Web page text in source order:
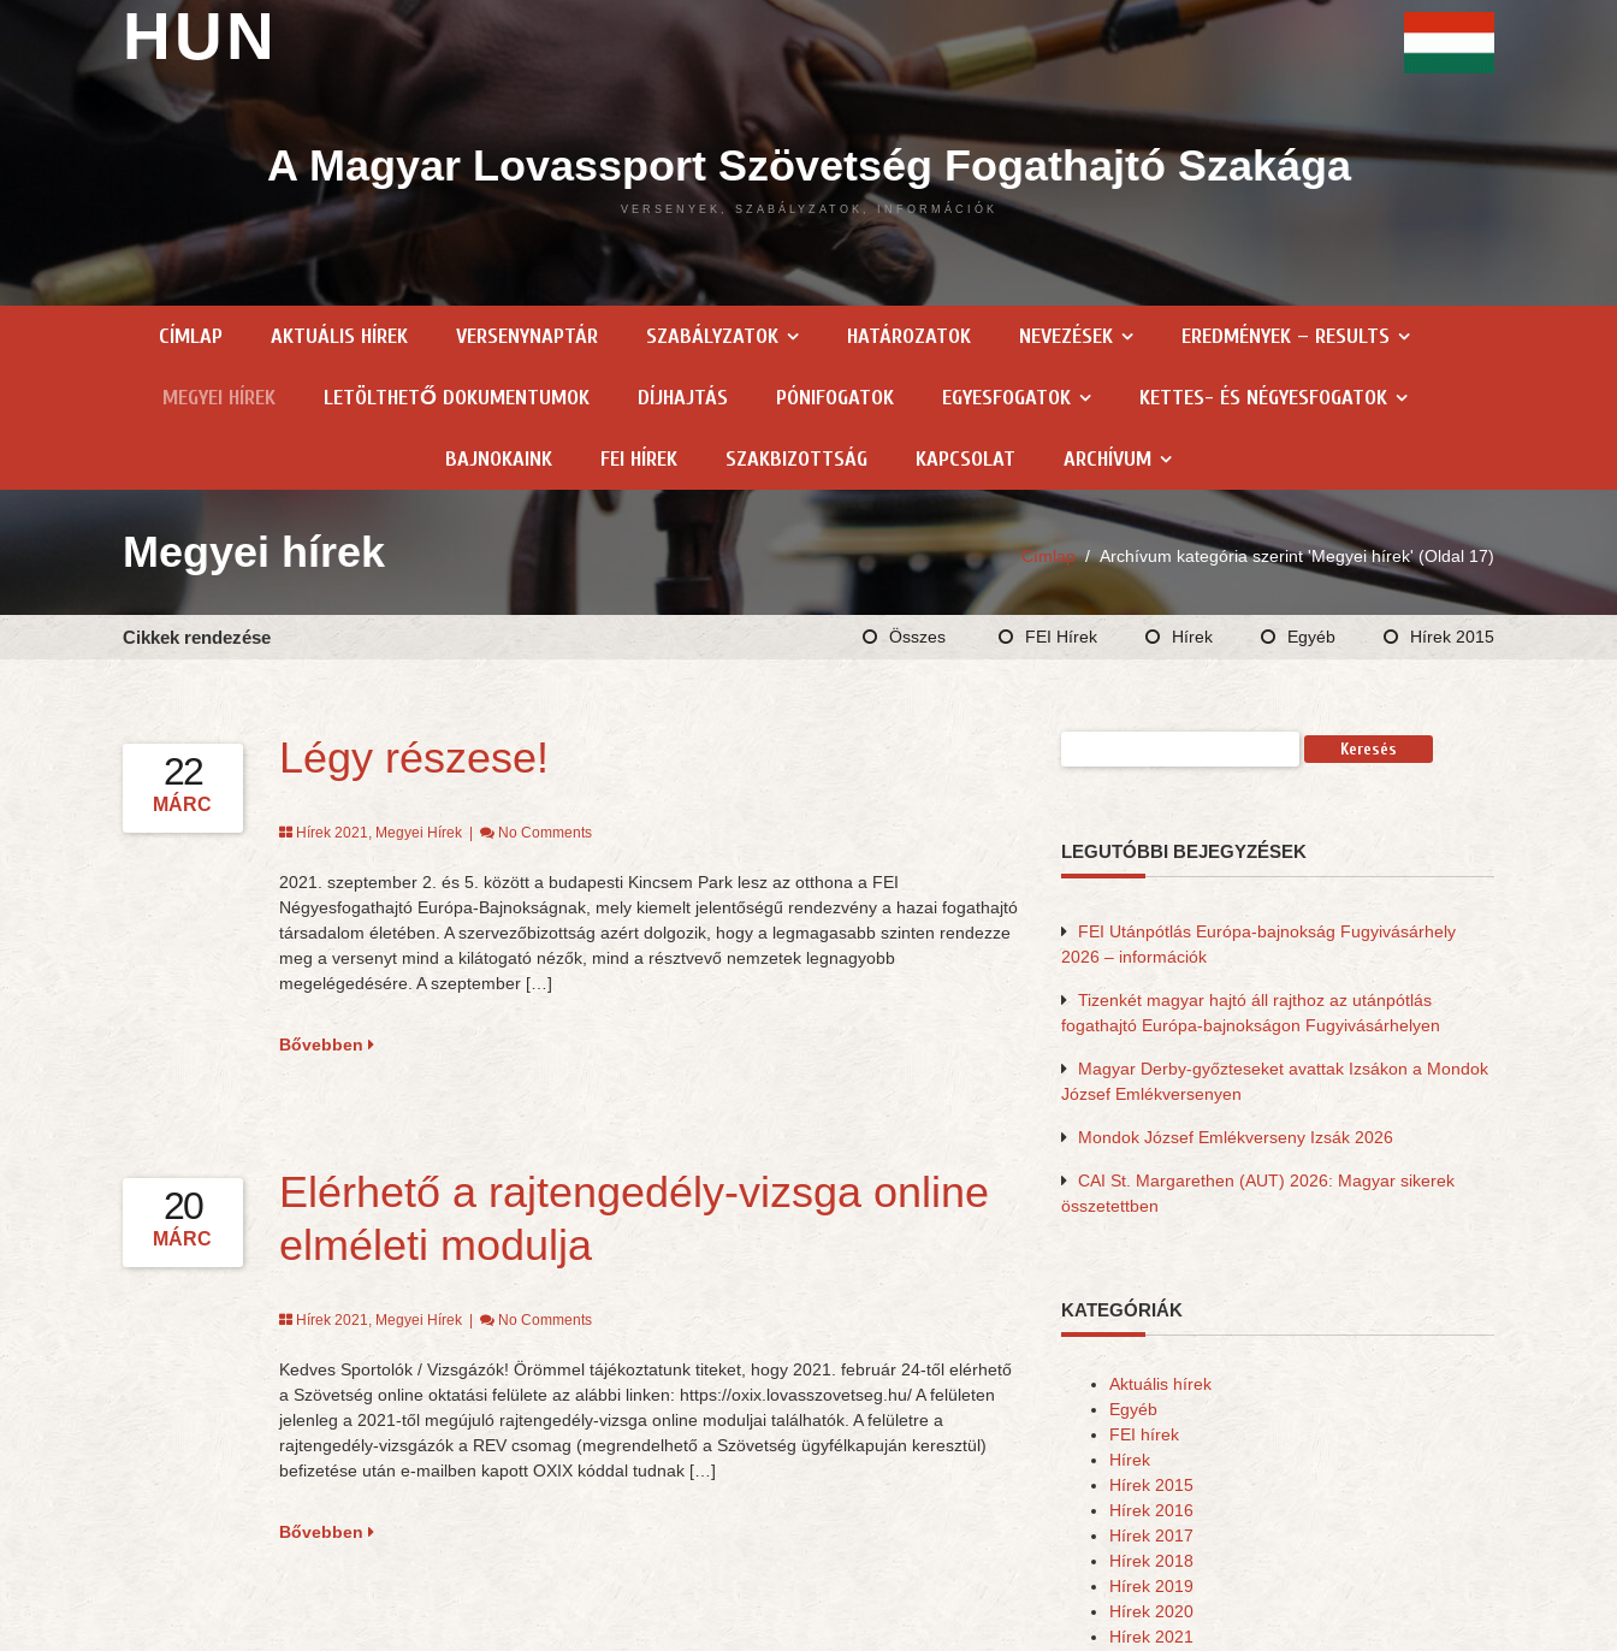
HUN
A Magyar Lovassport Szövetség Fogathajtó Szakága
VERSENYEK, SZABÁLYZATOK, INFORMÁCIÓK
CÍMLAP AKTUÁLIS HÍREK VERSENYNAPTÁR SZABÁLYZATOK HATÁROZATOK NEVEZÉSEK EREDMÉNYEK – RESULTS
MEGYEI HÍREK LETÖLTHETŐ DOKUMENTUMOK DÍJHAJTÁS PÓNIFOGATOK EGYESFOGATOK KETTES- ÉS NÉGYESFOGATOK
BAJNOKAINK FEI HÍREK SZAKBIZOTTSÁG KAPCSOLAT ARCHÍVUM
Címlap/Archívum kategória szerint 'Megyei hírek'(Oldal 17)
Megyei hírek
Cikkek rendezése Összes FEI Hírek Hírek Egyéb Hírek 2015
22
MÁRC
Légy részese!
Hírek 2021, Megyei Hírek| No Comments
2021. szeptember 2. és 5. között a budapesti Kincsem Park lesz az otthona a FEI
Négyesfogathajtó Európa-Bajnokságnak, mely kiemelt jelentőségű rendezvény a hazai fogathajtó
társadalom életében. A szervezőbizottság azért dolgozik, hogy a legmagasabb szinten rendezze
meg a versenyt mind a kilátogató nézők, mind a résztvevő nemzetek legnagyobb
megelégedésére. A szeptember […]
Bővebben
20
MÁRC
Elérhető a rajtengedély-vizsga online
elméleti modulja
Hírek 2021, Megyei Hírek| No Comments
Kedves Sportolók / Vizsgázók! Örömmel tájékoztatunk titeket, hogy 2021. február 24-től elérhető
a Szövetség online oktatási felülete az alábbi linken: https://oxix.lovasszovetseg.hu/ A felületen
jelenleg a 2021-től megújuló rajtengedély-vizsga online moduljai találhatók. A felületre a
rajtengedély-vizsgázók a REV csomag (megrendelhető a Szövetség ügyfélkapuján keresztül)
befizetése után e-mailben kapott OXIX kóddal tudnak […]
Bővebben
LEGUTÓBBI BEJEGYZÉSEK
FEI Utánpótlás Európa-bajnokság Fugyivásárhely
2026 – információk
Tizenkét magyar hajtó áll rajthoz az utánpótlás
fogathajtó Európa-bajnokságon Fugyivásárhelyen
Magyar Derby-győzteseket avattak Izsákon a Mondok
József Emlékversenyen
Mondok József Emlékverseny Izsák 2026
CAI St. Margarethen (AUT) 2026: Magyar sikerek
összetettben
KATEGÓRIÁK
Aktuális hírek
Egyéb
FEI hírek
Hírek
Hírek 2015
Hírek 2016
Hírek 2017
Hírek 2018
Hírek 2019
Hírek 2020
Hírek 2021